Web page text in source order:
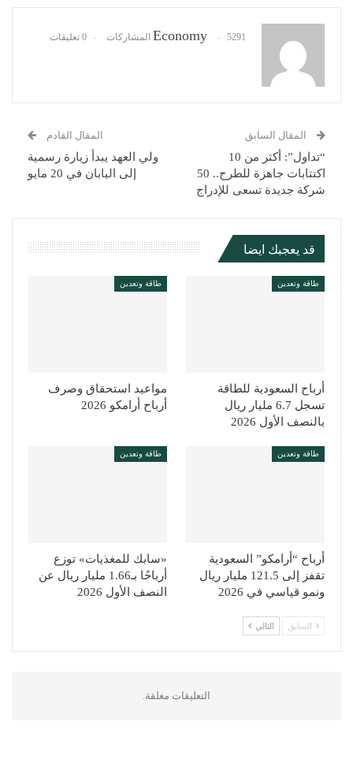
Economy 5291 المشاركات 0 تعليقات
المقال السابق
“تداول”: أكثر من 10
اكتتابات جاهزة للطرح.. 50
شركة جديدة تسعى للإدراج
المقال القادم
ولي العهد يبدأ زيارة رسمية
إلى اليابان في 20 مايو
قد يعجبك ايضا
طاقة وتعدين
أرباح السعودية للطاقة
تسجل 6.7 مليار ريال
بالنصف الأول 2026
طاقة وتعدين
مواعيد استحقاق وصرف
أرباح أرامكو 2026
طاقة وتعدين
أرباح “أرامكو” السعودية
تقفز إلى 121.5 مليار ريال
ونمو قياسي في 2026
طاقة وتعدين
«سابك للمغذيات» توزع
أرباحًا بـ1.66 مليار ريال عن
النصف الأول 2026
السابق التالي
التعليقات مغلقة.